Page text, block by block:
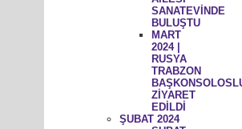
SANATEVİNDE
BULUŞTU
MART
2024 |
RUSYA
TRABZON
ZİYARET
EDİLDİ
ŞUBAT 2024